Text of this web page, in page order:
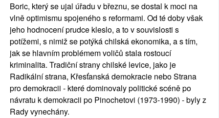
Boric, který se ujal úřadu v březnu, se dostal k moci na
vlně optimismu spojeného s reformami. Od té doby však
jeho hodnocení prudce kleslo, a to v souvislosti s
potížemi, s nimiž se potýká chilská ekonomika, a s tím,
jak se hlavním problémem voličů stala rostoucí
kriminalita. Tradiční strany chilské levice, jako je
Radikální strana, Křesťanská demokracie nebo Strana
pro demokracii - které dominovaly politické scéně po
návratu k demokracii po Pinochetovi (1973-1990) - byly z
Rady vynechány.